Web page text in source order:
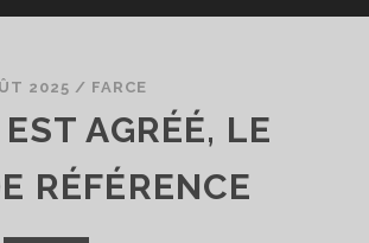
2025 / FARCE
AGRÉÉ, LE
RÉFÉRENCE